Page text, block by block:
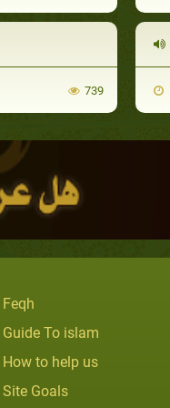
739
Feqh
Guide To islam
How to help us
Site Goals